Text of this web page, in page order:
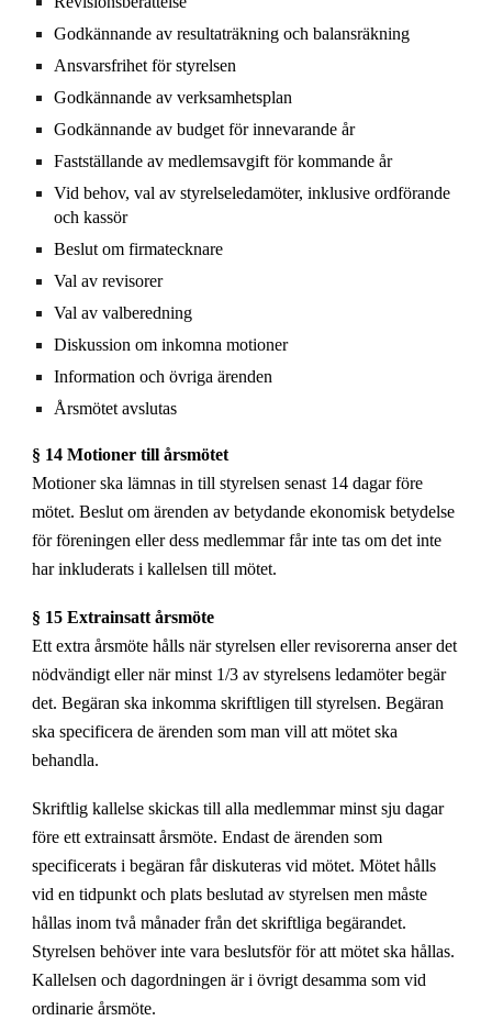
Godkännande av resultaträkning och balansräkning
Ansvarsfrihet för styrelsen
Godkännande av verksamhetsplan
Godkännande av budget för innevarande år
Fastställande av medlemsavgift för kommande år
Vid behov, val av styrelseledamöter, inklusive ordförande
och kassör
Beslut om firmatecknare
Val av revisorer
Val av valberedning
Diskussion om inkomna motioner
Information och övriga ärenden
Årsmötet avslutas
§ 14 Motioner till årsmötet
Motioner ska lämnas in till styrelsen senast 14 dagar före
mötet. Beslut om ärenden av betydande ekonomisk betydelse
för föreningen eller dess medlemmar får inte tas om det inte
har inkluderats i kallelsen till mötet.
§ 15 Extrainsatt årsmöte
Ett extra årsmöte hålls när styrelsen eller revisorerna anser det
nödvändigt eller när minst 1/3 av styrelsens ledamöter begär
det. Begäran ska inkomma skriftligen till styrelsen. Begäran
ska specificera de ärenden som man vill att mötet ska
behandla.
Skriftlig kallelse skickas till alla medlemmar minst sju dagar
före ett extrainsatt årsmöte. Endast de ärenden som
specificerats i begäran får diskuteras vid mötet. Mötet hålls
vid en tidpunkt och plats beslutad av styrelsen men måste
hållas inom två månader från det skriftliga begärandet.
Styrelsen behöver inte vara beslutsför för att mötet ska hållas.
Kallelsen och dagordningen är i övrigt desamma som vid
ordinarie årsmöte.